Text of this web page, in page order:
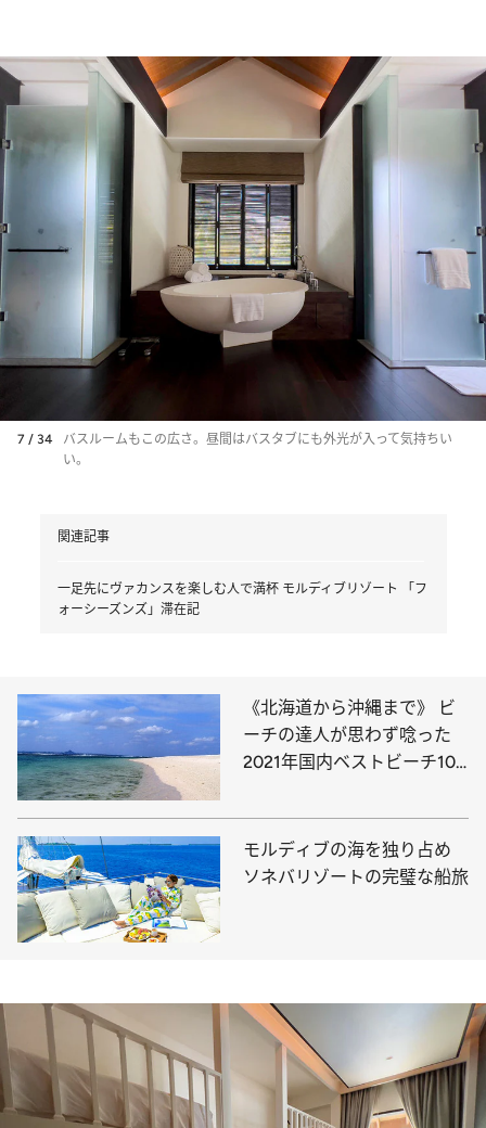
7 / 34
バスルームもこの広さ。昼間はバスタブにも外光が入って気持ちい
い。
関連記事
一足先にヴァカンスを楽しむ人で満杯 モルディブリゾート 「フ
ォーシーズンズ」滞在記
《北海道から沖縄まで》 ビ
ーチの達人が思わず唸った
2021年国内ベストビーチ10
モルディブの海を独り占め
ソネバリゾートの完璧な船旅